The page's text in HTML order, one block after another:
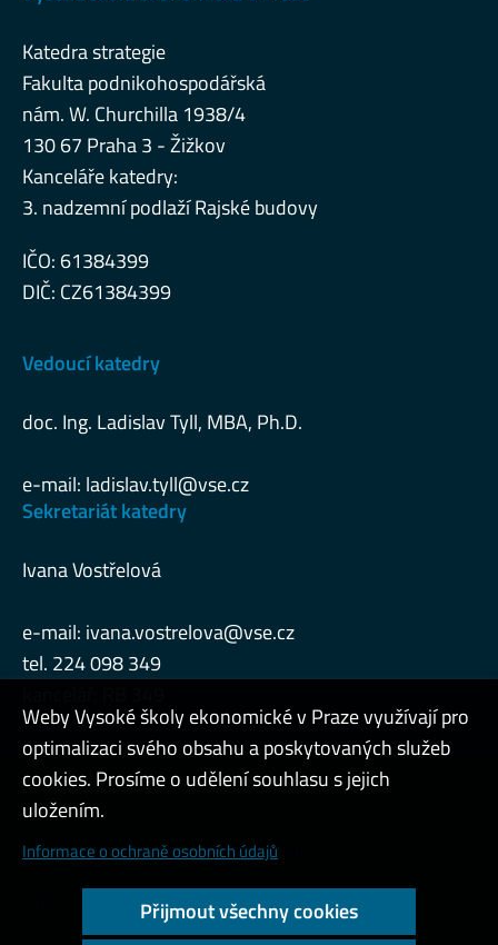
Katedra strategie
Fakulta podnikohospodářská
nám. W. Churchilla 1938/4
130 67 Praha 3 - Žižkov
Kanceláře katedry:
3. nadzemní podlaží Rajské budovy
IČO: 61384399
DIČ: CZ61384399
Vedoucí katedry
doc. Ing. Ladislav Tyll, MBA, Ph.D.
e-mail: ladislav.tyll@vse.cz
Sekretariát katedry
Ivana Vostřelová
e-mail: ivana.vostrelova@vse.cz
tel. 224 098 349
Admin
Cookies a ochrana osobních údajů
Přístupnost webu
Weby Vysoké školy ekonomické v Praze využívají pro
optimalizaci svého obsahu a poskytovaných služeb
cookies. Prosíme o udělení souhlasu s jejich
uložením.
Informace o ochraně osobních údajů
Přijmout všechny cookies